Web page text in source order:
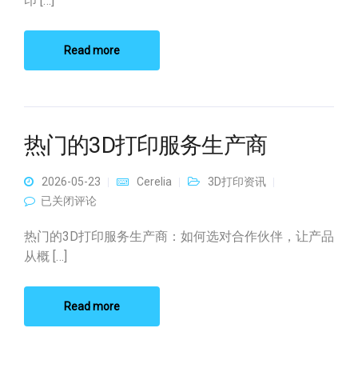
Read more
热门的3D打印服务生产商
2026-05-23 Cerelia
3D打印资讯
热门的3D打印服务生产商
已关闭评论
热门的3D打印服务生产商：如何选对合作伙伴，让产品
从概 […]
Read more